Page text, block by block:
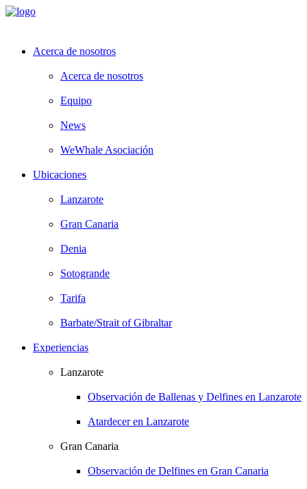
Acerca de nosotros
Acerca de nosotros
Equipo
News
WeWhale Asociación
Ubicaciones
Lanzarote
Gran Canaria
Denia
Sotogrande
Tarifa
Barbate/Strait of Gibraltar
Experiencias
Lanzarote
Observación de Ballenas y Delfines en Lanzarote
Atardecer en Lanzarote
Gran Canaria
Observación de Delfines en Gran Canaria